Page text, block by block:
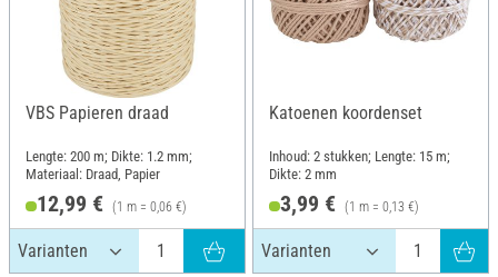
VBS Papieren draad
Lengte: 200 m; Dikte: 1.2 mm;
Materiaal: Draad, Papier
12,99 € (1 m = 0,06 €)
Katoenen koordenset
Inhoud: 2 stukken; Lengte: 15 m;
Dikte: 2 mm
3,99 € (1 m = 0,13 €)